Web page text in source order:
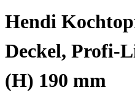
Hendi
Deckel, Profi-
(H) 190 mm